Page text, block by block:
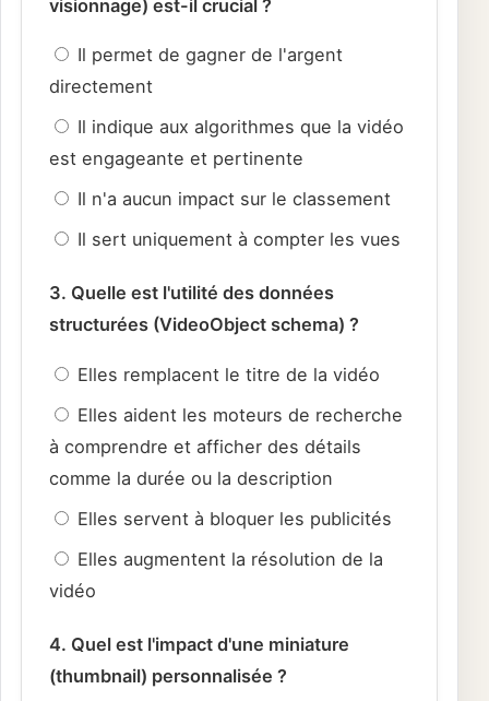
visionnage) est-il crucial ?
Il permet de gagner de l'argent
directement
Il indique aux algorithmes que la vidéo
est engageante et pertinente
Il n'a aucun impact sur le classement
Il sert uniquement à compter les vues
3. Quelle est l'utilité des données
structurées (VideoObject schema) ?
Elles remplacent le titre de la vidéo
Elles aident les moteurs de recherche
à comprendre et afficher des détails
comme la durée ou la description
Elles servent à bloquer les publicités
Elles augmentent la résolution de la
vidéo
4. Quel est l'impact d'une miniature
(thumbnail) personnalisée ?